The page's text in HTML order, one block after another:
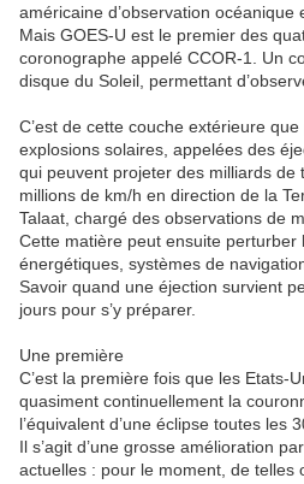
américaine d’observation océanique
Mais GOES-U est le premier des
coronographe appelé CCOR-1. Un
disque du Soleil, permettant
C’est de cette couche extérieure
explosions solaires, appelées des
qui peuvent projeter des milliards de
millions de km/h en direction de la
Talaat, chargé des observations de
Cette matière peut ensuite perturber
énergétiques, systèmes de
Savoir quand une éjection survient
jours pour s’y préparer.
Une première
C’est la première fois que les Etats-
quasiment continuellement la
l’équivalent d’une éclipse toutes les
Il s’agit d’une grosse amélioration
actuelles : pour le moment, de telles